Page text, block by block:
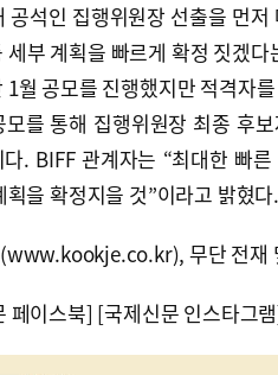
공석인 집행위원장 선출을 먼
세부 계획을 빠르게 확정 짓겠
1월 공모를 진행했지만 적격자
모를 통해 집행위원장 최종 후
. BIFF 관계자는 “최대한 빠
획을 확정지을 것”이라고 밝혔다.
무단 전재
페이스북] [국제신문 인스타그